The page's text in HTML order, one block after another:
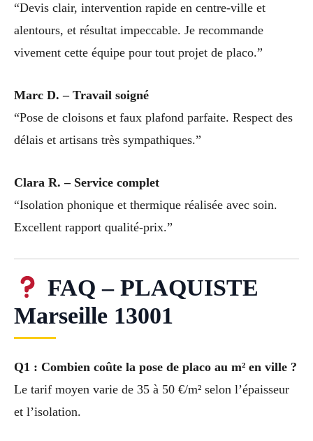
“Devis clair, intervention rapide en centre-ville et
alentours, et résultat impeccable. Je recommande
vivement cette équipe pour tout projet de placo.”
Marc D. – Travail soigné
“Pose de cloisons et faux plafond parfaite. Respect des
délais et artisans très sympathiques.”
Clara R. – Service complet
“Isolation phonique et thermique réalisée avec soin.
Excellent rapport qualité-prix.”
FAQ – PLAQUISTE
Marseille 13001
Q1 : Combien coûte la pose de placo au m² en ville ?
Le tarif moyen varie de 35 à 50 €/m² selon l’épaisseur
et l’isolation.